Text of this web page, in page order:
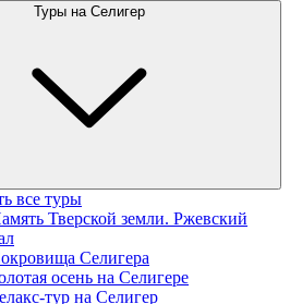
Туры на Селигер
все туры
Тверской земли. Ржевский
Селигера
осень на Селигере
тур на Селигер